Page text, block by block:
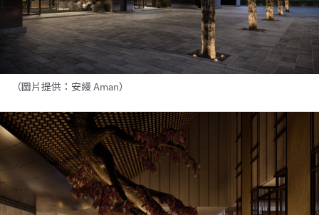
（圖片提供：安縵 Aman）